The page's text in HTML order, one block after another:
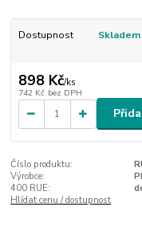
Dostupnost Skladem
898 Kč/ks
742 Kč bez DPH
Číslo produktu:
Výrobce:
400 RUE:
Hlídat cenu / dostupnost